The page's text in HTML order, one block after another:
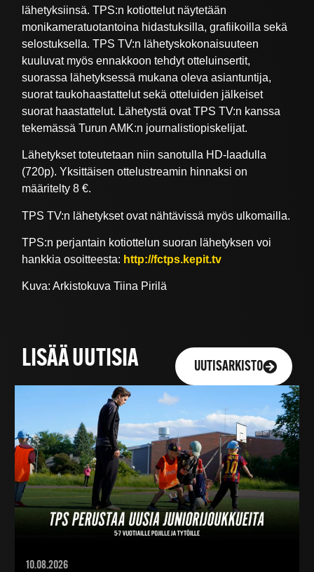
lähetyksiinsä. TPS:n kotiottelut näytetään
monikameratuotantoina hidastuksilla, grafiikoilla sekä
selostuksella. TPS TV:n lähetyskokonaisuuteen
kuuluvat myös ennakkoon tehdyt otteluinsertit,
suorassa lähetyksessä mukana oleva asiantuntija,
suorat taukohaastattelut sekä otteluiden jälkeiset
suorat haastattelut. Lähetystä ovat TPS TV:n kanssa
tekemässä Turun AMK:n journalistiopiskelijat.
Lähetykset toteutetaan niin sanotulla HD-laadulla
(720p). Yksittäisen ottelustreamin hinnaksi on
määritelty 8 €.
TPS TV:n lähetykset ovat nähtävissä myös ulkomailla.
TPS:n perjantain kotiottelun suoran lähetyksen voi
hankkia osoitteesta: http://fctps.kepit.tv
Kuva: Arkistokuva Tiina Pirilä
LISÄÄ UUTISIA UUTISARKISTO
10.08.2026